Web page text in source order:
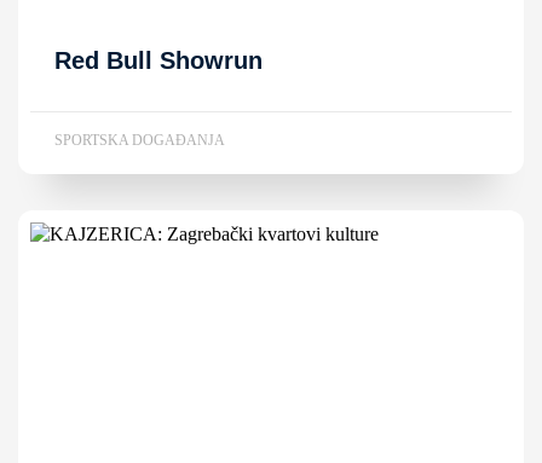
Red Bull Showrun
SPORTSKA DOGAĐANJA